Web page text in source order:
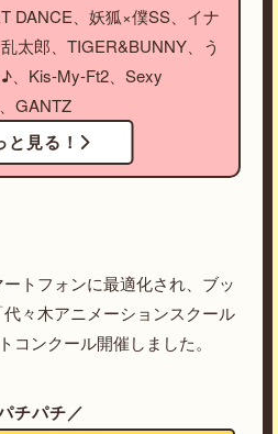
DANCE、妖狐×僕SS、イナ
太郎、TIGER&BUNNY、う
、Kis-My-Ft2、Sexy
GANTZ
と見る！
トフォンに最適化され、ブッ
々木アニメーションスクール
コンクール開催しました。
チパチ／